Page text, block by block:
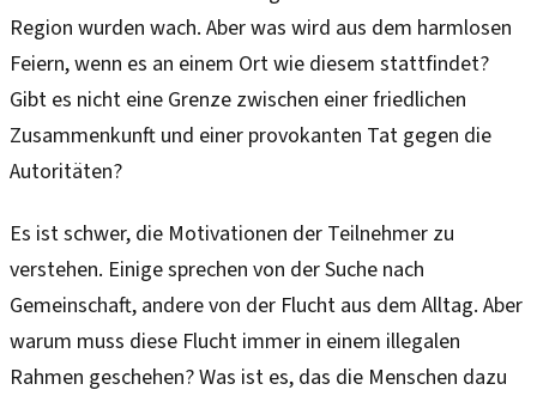
Region wurden wach. Aber was wird aus dem harmlosen
Feiern, wenn es an einem Ort wie diesem stattfindet?
Gibt es nicht eine Grenze zwischen einer friedlichen
Zusammenkunft und einer provokanten Tat gegen die
Autoritäten?
Es ist schwer, die Motivationen der Teilnehmer zu
verstehen. Einige sprechen von der Suche nach
Gemeinschaft, andere von der Flucht aus dem Alltag. Aber
warum muss diese Flucht immer in einem illegalen
Rahmen geschehen? Was ist es, das die Menschen dazu